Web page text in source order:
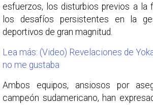
esfuerzos, los disturbios previos a la
los desafíos persistentes en la
deportivos de gran magnitud.
Lea más: (Video) Revelaciones de
no me gustaba
Ambos equipos, ansiosos por
campeón sudamericano, han